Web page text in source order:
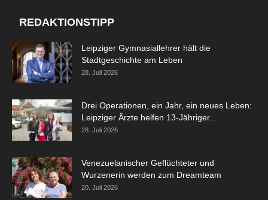
REDAKTIONSTIPP
Leipziger Gymnasiallehrer hält die
Stadtgeschichte am Leben
28. Juli 2026
Drei Operationen, ein Jahr, ein neues Leben:
Leipziger Ärzte helfen 13-Jähriger...
28. Juli 2026
Venezuelanischer Geflüchteter und
Wurzenerin werden zum Dreamteam
20. Juli 2026